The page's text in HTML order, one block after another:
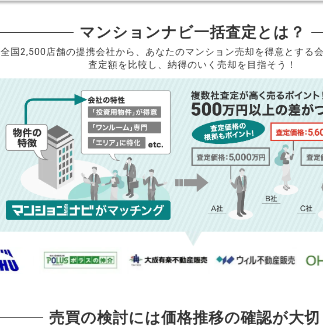
マンションナビ一括査定とは？
全国2,500店舗の提携会社から、 あなたのマンション売却を得意とする
査定額を比較し、納得のいく売却を目指そう！
売買の検討には価格推移の確認が大